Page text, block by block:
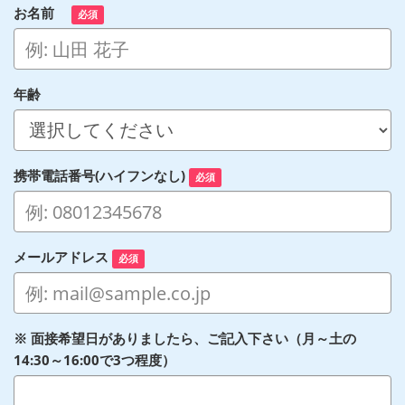
お名前 必須
年齢
携帯電話番号(ハイフンなし) 必須
メールアドレス 必須
※ 面接希望日がありましたら、ご記入下さい（月～土の
14:30～16:00で3つ程度）